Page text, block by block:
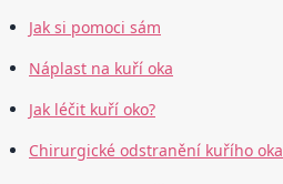
Jak si pomoci sám
Náplast na kuří oka
Jak léčit kuří oko?
Chirurgické odstranění kuřího oka